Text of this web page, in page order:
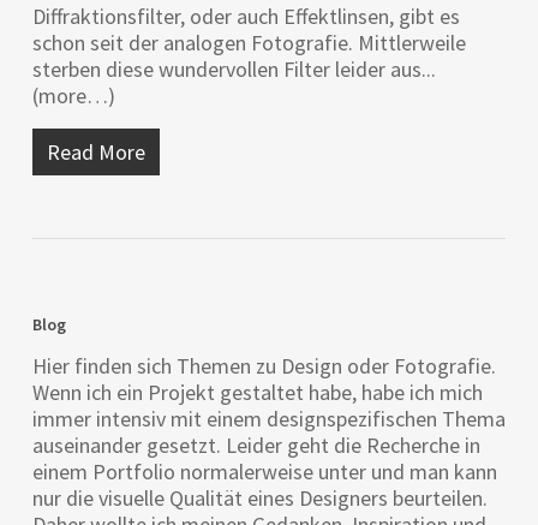
Diffraktionsfilter, oder auch Effektlinsen, gibt es
schon seit der analogen Fotografie. Mittlerweile
sterben diese wundervollen Filter leider aus...
(more…)
Read More
Blog
Hier finden sich Themen zu Design oder Fotografie.
Wenn ich ein Projekt gestaltet habe, habe ich mich
immer intensiv mit einem designspezifischen Thema
auseinander gesetzt. Leider geht die Recherche in
einem Portfolio normalerweise unter und man kann
nur die visuelle Qualität eines Designers beurteilen.